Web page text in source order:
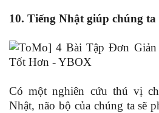
10. Tiếng Nhật giúp chúng
Có một nghiên cứu thú vị
Nhật, não bộ của chúng ta sẽ